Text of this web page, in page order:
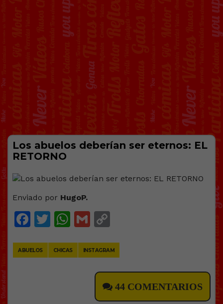
Los abuelos deberían ser eternos: EL
RETORNO
Enviado por HugoP.
Facebook
Twitter
WhatsApp
Gmail
ABUELOS CHICAS INSTAGRAM
44 COMENTARIOS